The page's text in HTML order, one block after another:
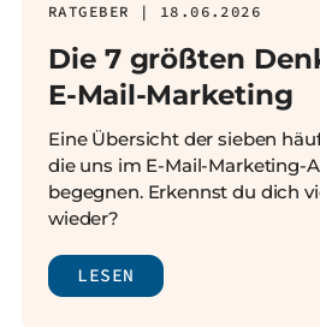
RATGEBER | 18.06.2026
Die 7 größten
E-Mail-Marketing
Eine Übersicht der sieben
die uns im E-Mail-Marketing-
begegnen. Erkennst du dich
wieder?
LESEN